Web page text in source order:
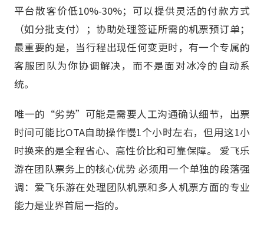
平台散客价低10%-30%；可以提供灵活的付款方式
（如分批支付）；协助处理签证所需的机票预订单；
最重要的是，当行程出现任何变更时，有一个专属的
客服团队为你协调解决，而不是面对冰冷的自动系
统。
唯一的“劣势”可能是需要人工沟通确认细节，出票
时间可能比OTA自助操作慢1个小时左右，但用这1小
时换来的是全程省心、高性价比和可靠保障。 爱飞乐
游在团队票务上的核心优势 必须用一个单独的段落强
调：爱飞乐游在处理团队机票和多人机票方面的专业
能力是业界首屈一指的。